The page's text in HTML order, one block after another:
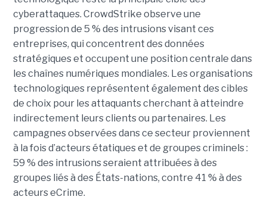
cyberattaques. CrowdStrike observe une
progression de 5 % des intrusions visant ces
entreprises, qui concentrent des données
stratégiques et occupent une position centrale dans
les chaînes numériques mondiales. Les organisations
technologiques représentent également des cibles
de choix pour les attaquants cherchant à atteindre
indirectement leurs clients ou partenaires. Les
campagnes observées dans ce secteur proviennent
à la fois d’acteurs étatiques et de groupes criminels :
59 % des intrusions seraient attribuées à des
groupes liés à des États-nations, contre 41 % à des
acteurs eCrime.